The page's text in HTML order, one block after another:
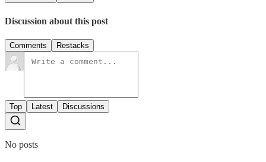
Discussion about this post
Comments Restacks
Top Latest Discussions
No posts